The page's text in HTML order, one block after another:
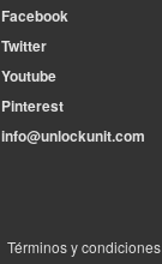
Facebook
Twitter
Youtube
Pinterest
info@unlockunit.com
Términos y condiciones